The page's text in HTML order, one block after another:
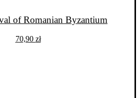
of Romanian Byzantium
70,90 zł